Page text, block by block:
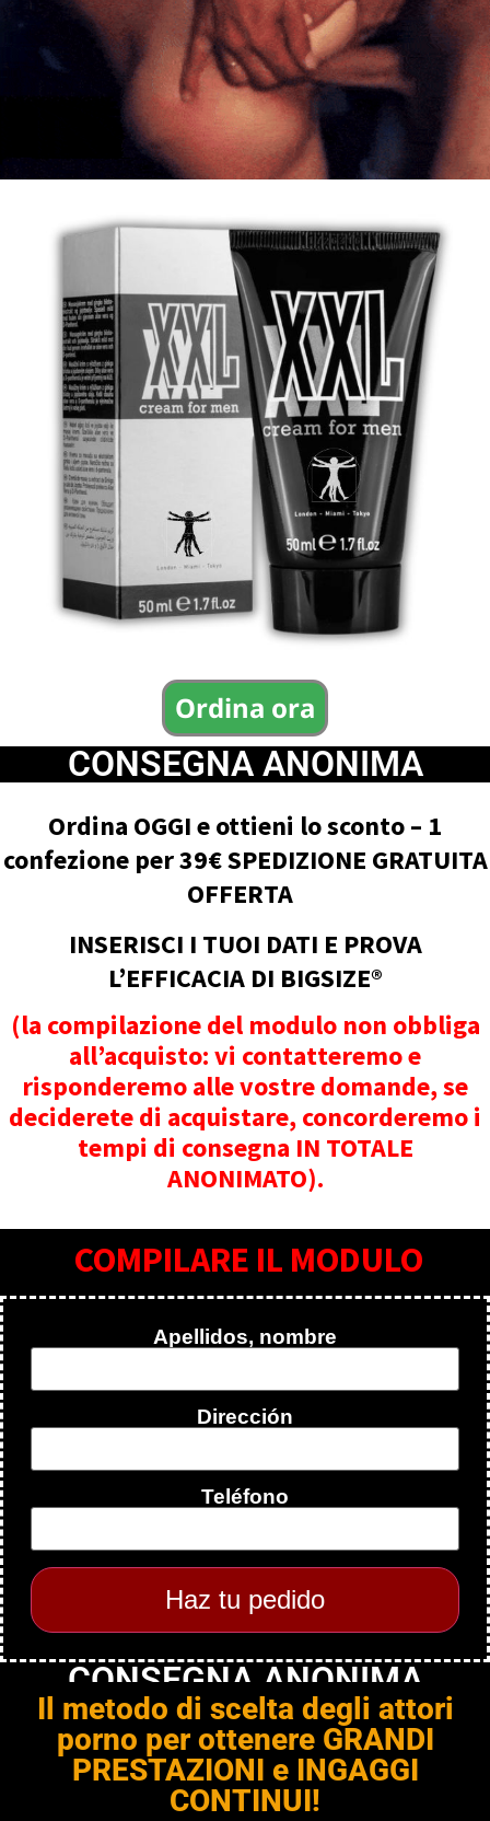
Ordina ora
CONSEGNA ANONIMA
Ordina OGGI e ottieni lo sconto – 1
confezione per 39€ SPEDIZIONE GRATUITA
OFFERTA
INSERISCI I TUOI DATI E PROVA
L’EFFICACIA DI BIGSIZE®
(la compilazione del modulo non obbliga
all’acquisto: vi contatteremo e
risponderemo alle vostre domande, se
deciderete di acquistare, concorderemo i
tempi di consegna IN TOTALE
ANONIMATO).
COMPILARE IL MODULO
Apellidos, nombre
Dirección
Teléfono
CONSEGNA ANONIMA
Il metodo di scelta degli attori
porno per ottenere GRANDI
PRESTAZIONI e INGAGGI
CONTINUI!